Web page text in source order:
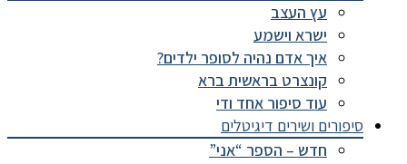
עץ העצב
ישרא וישמע
איך אדם נהיה לסופר ילדים?
קונצרט בראשית ברא
עוד סיפור אחד ודי
סיפורים ושירים דיגיטלים
חדש – הספר “אני”